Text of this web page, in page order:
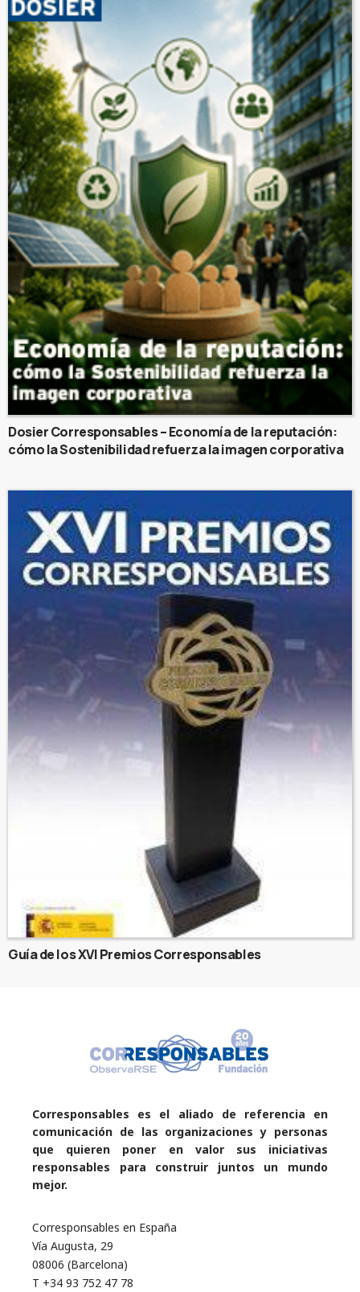
Dosier Corresponsables – Economía de la reputación:
cómo la Sostenibilidad refuerza la imagen corporativa
Guía de los XVI Premios Corresponsables
Corresponsables es el aliado de referencia en
comunicación de las organizaciones y personas
que quieren poner en valor sus iniciativas
responsables para construir juntos un mundo
mejor.
Corresponsables en España
Vía Augusta, 29
08006 (Barcelona)
T +34 93 752 47 78